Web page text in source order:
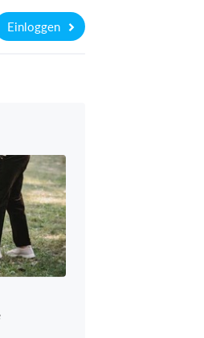
Einloggen